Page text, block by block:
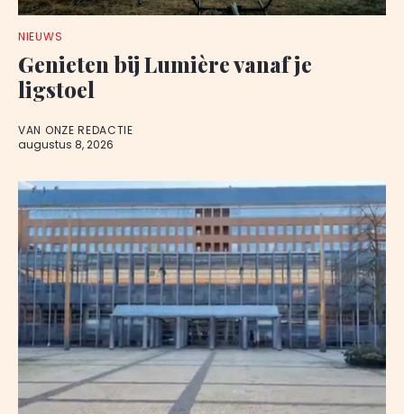
NIEUWS
Genieten bij Lumière vanaf je
ligstoel
VAN ONZE REDACTIE
augustus 8, 2026